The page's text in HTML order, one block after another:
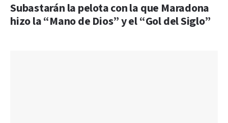
Subastarán la pelota con la que Maradona
hizo la “Mano de Dios” y el “Gol del Siglo”